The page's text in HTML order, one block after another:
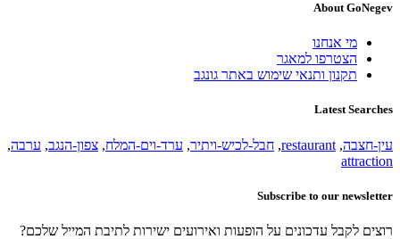
About GoNegev
מי אנחנו
הצטרפו למאגר
תקנון ותנאי שימוש באתר גונגב
Latest Searches
עין-חצבה,
restaurant
, חבל-לכיש-ויתיר, ערד-וים-המלח, צפון-הנגב, ערבה,
attraction
Subscribe to our newsletter
רוצים לקבל עדכונים על הופעות ואירועים ישירות לתיבת המייל שלכם?